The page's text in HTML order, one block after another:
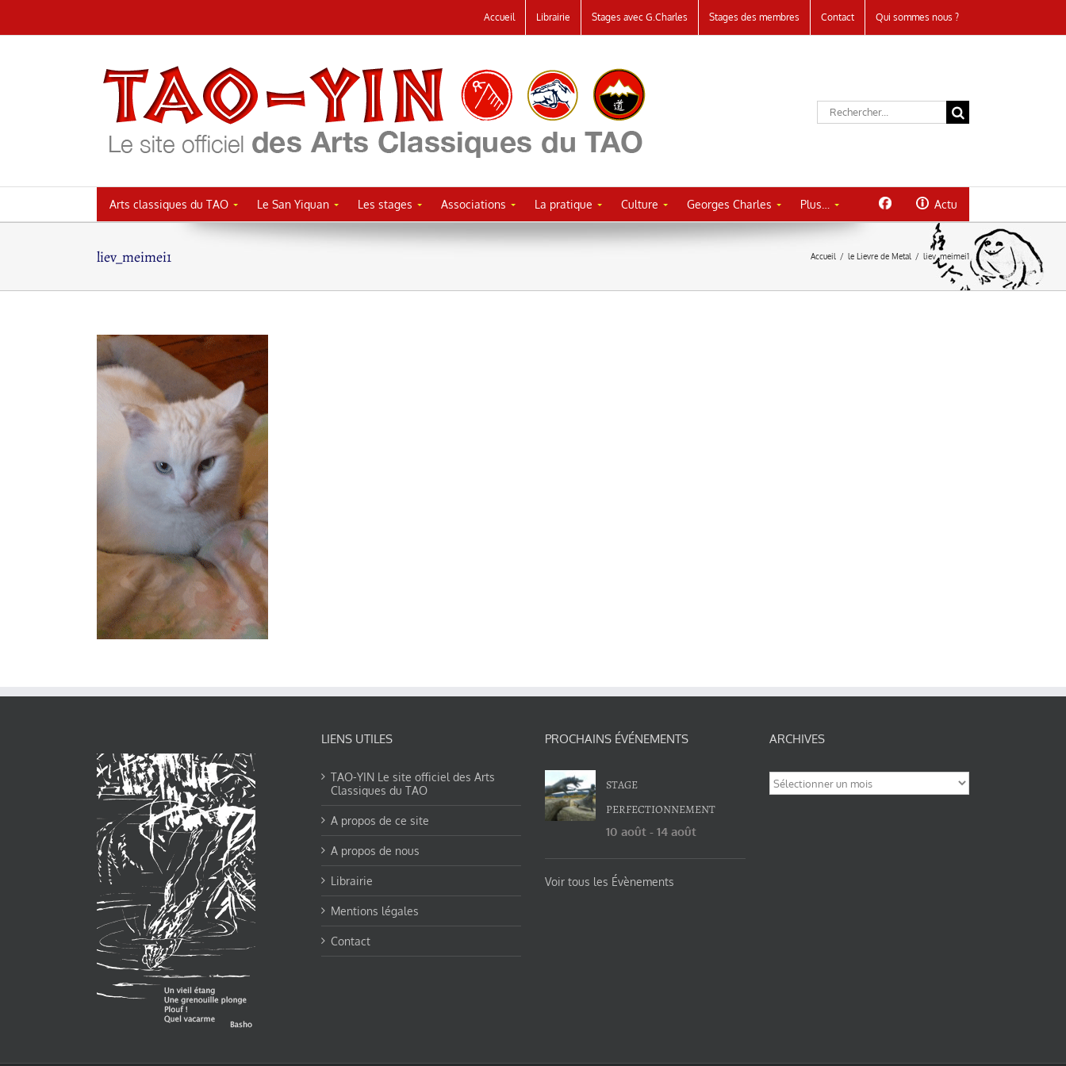
au
Accueil Librairie Stages avec G.Charles Stages des membres Contact Qui sommes nous ?
Rechercher:
Arts classiques du TAO Le San Yiquan Les stages Associations La pratique Culture Georges Charles Plus… Actu
liev_meimei1 Accueil / le Lievre de Metal / liev_meimei1
LIENS UTILES
TAO-YIN Le site officiel des Arts
Classiques du TAO
A propos de ce site
A propos de nous
Librairie
Mentions légales
Contact
PROCHAINS ÉVÉNEMENTS
STAGE
PERFECTIONNEMENT
10 août - 14 août
Voir tous les Évènements
ARCHIVES
Archives